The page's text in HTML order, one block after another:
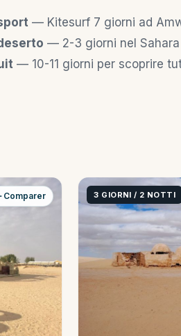
— Kitesurf 7 giorni ad
— 2-3 giorni nel
— 10-11 giorni per scoprire
Comparer 3 GIORNI / 2 NOTTI